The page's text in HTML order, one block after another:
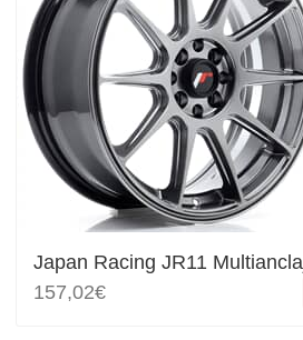
Japan Racing JR11
157,02€